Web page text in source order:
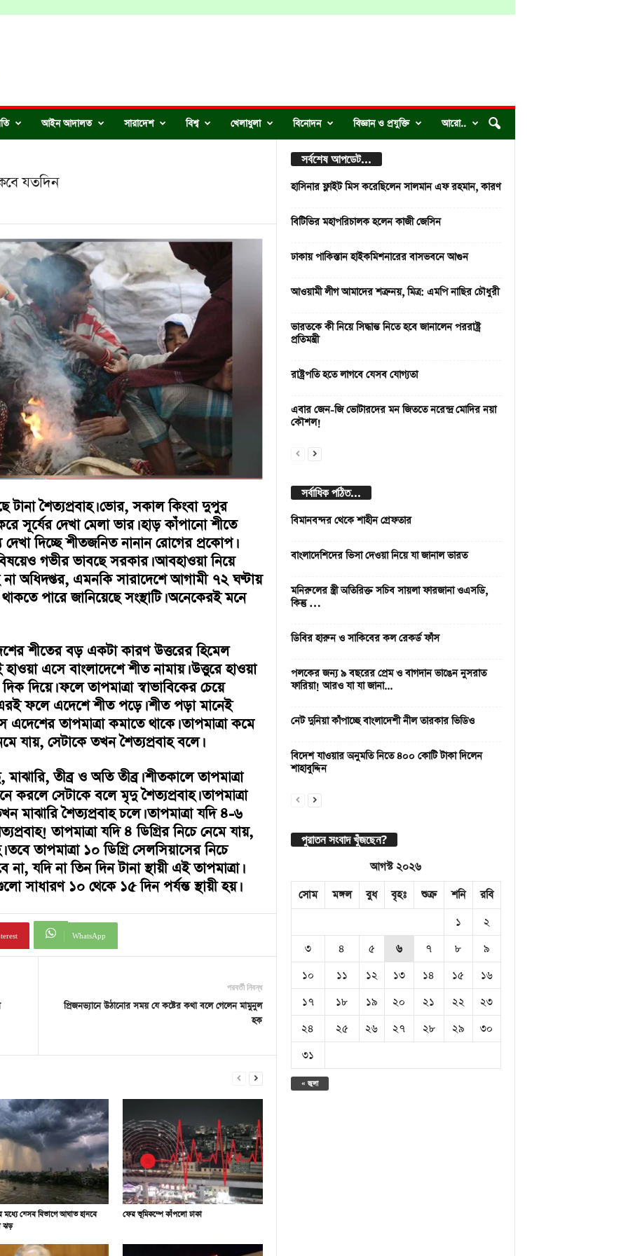
আইন আদালত সারাদেশ বিশ্ব খেলাধুলা বিনোদন বিজ্ঞান ও প্রযুক্তি আরো..
যতদিন
টানা শৈত্যপ্রবাহ। ভোর, সকাল কিংবা দুপুর
সূর্যের দেখা মেলা ভার। হাড় কাঁপানো শীতে
দিচ্ছে শীতজনিত নানান রোগের প্রকোপ।
বিষয়েও গভীর ভাবছে সরকার। আবহাওয়া নিয়ে
অধিদপ্তর, এমনকি সারাদেশে আগামী ৭২ ঘণ্টায়
পারে জানিয়েছে সংস্থাটি। অনেকেরই মনে
শীতের বড় একটা কারণ উত্তরের হিমেল
এসে বাংলাদেশে শীত নামায়। উত্তুরে হাওয়া
দিয়ে। ফলে তাপমাত্রা স্বাভাবিকের চেয়ে
ফলে এদেশে শীত পড়ে। শীত পড়া মানেই
এদেশের তাপমাত্রা কমাতে থাকে। তাপমাত্রা কমে
যায়, সেটাকে তখন শৈত্যপ্রবাহ বলে।
তীব্র ও অতি তীব্র। শীতকালে তাপমাত্রা
করলে সেটাকে বলে মৃদু শৈত্যপ্রবাহ। তাপমাত্রা
মাঝারি শৈত্যপ্রবাহ চলে। তাপমাত্রা যদি ৪-৬
তাপমাত্রা যদি ৪ ডিগ্রির নিচে নেমে যায়,
তাপমাত্রা ১০ ডিগ্রি সেলসিয়াসের নিচে
যদি না তিন দিন টানা স্থায়ী এই তাপমাত্রা।
সাধারণ ১০ থেকে ১৫ দিন পর্যন্ত স্থায়ী হয়।
WhatsApp
পরবর্তী নিবন্ধ
প্রিজনভ্যানে উঠানোর সময় যে কষ্টের কথা বলে গেলেন মামুনুল
হক
মধ্যে যেসব বিভাগে আঘাত হানবে
ঝড়
ফের ভূমিকম্পে কাঁপলো ঢাকা
সর্বশেষ আপডেট...
হাসিনার ফ্লাইট মিস করেছিলেন সালমান এফ রহমান, কারণ
বিটিভির মহাপরিচালক হলেন কাজী জেসিন
ঢাকায় পাকিস্তান হাইকমিশনারের বাসভবনে আগুন
আওয়ামী লীগ আমাদের শত্রু নয়, মিত্র: এমপি নাছির চৌধুরী
ভারতকে কী নিয়ে সিদ্ধান্ত নিতে হবে জানালেন পররাষ্ট্র
প্রতিমন্ত্রী
রাষ্ট্রপতি হতে লাগবে যেসব যোগ্যতা
এবার জেন-জি ভোটারদের মন জিততে নরেন্দ্র মোদির নয়া
কৌশল!
সর্বাধিক পঠিত...
বিমানবন্দর থেকে শাহীন গ্রেফতার
বাংলাদেশিদের ভিসা দেওয়া নিয়ে যা জানাল ভারত
মনিরুলের স্ত্রী অতিরিক্ত সচিব সায়লা ফারজানা ওএসডি,
কিন্তু …
ডিবির হারুন ও সাকিবের কল রেকর্ড ফাঁস
পলকের জন্য ৯ বছরের প্রেম ও বাগদান ভাঙেন নুসরাত
ফারিয়া! আরও যা যা জানা...
নেট দুনিয়া কাঁপাচ্ছে বাংলাদেশী নীল তারকার ভিডিও
বিদেশ যাওয়ার অনুমতি নিতে ৪০০ কোটি টাকা দিলেন
শাহাবুদ্দিন
পুরাতন সংবাদ খুঁজছেন?
আগস্ট ২০২৬
সোম
মঙ্গল বুধ বৃহঃ শুক্র শনি রবি
« জুলা
১
২
৩
৪ ৫ ৬ ৭ ৮
৯
১০
১১ ১২ ১৩ ১৪ ১৫
১৬
১৭
১৮ ১৯ ২০ ২১ ২২
২৩
২৪
২৫ ২৬ ২৭ ২৮ ২৯
৩০
৩১